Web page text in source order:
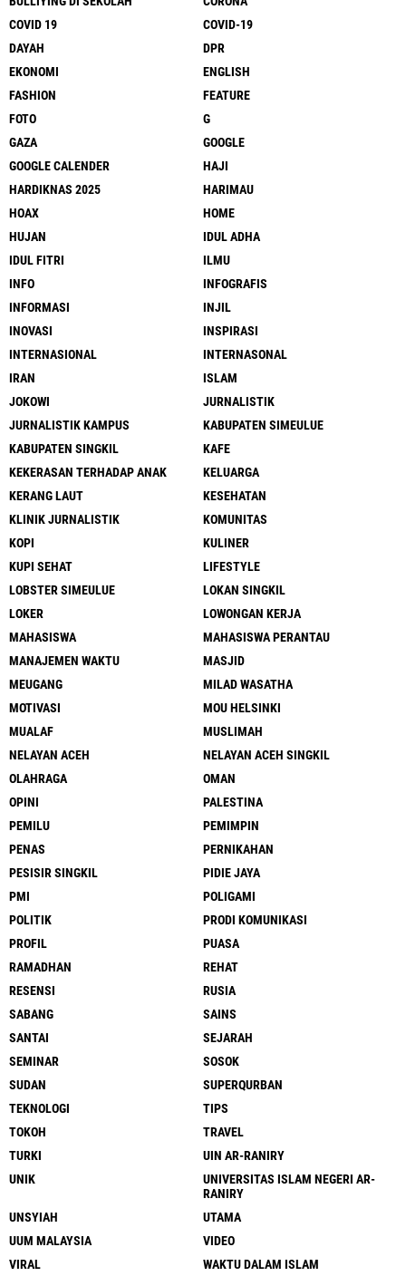
COVID 19
COVID-19
DAYAH
DPR
EKONOMI
ENGLISH
FASHION
FEATURE
FOTO
G
GAZA
GOOGLE
GOOGLE CALENDER
HAJI
HARDIKNAS 2025
HARIMAU
HOAX
HOME
HUJAN
IDUL ADHA
IDUL FITRI
ILMU
INFO
INFOGRAFIS
INFORMASI
INJIL
INOVASI
INSPIRASI
INTERNASIONAL
INTERNASONAL
IRAN
ISLAM
JOKOWI
JURNALISTIK
JURNALISTIK KAMPUS
KABUPATEN SIMEULUE
KABUPATEN SINGKIL
KAFE
KEKERASAN TERHADAP ANAK
KELUARGA
KERANG LAUT
KESEHATAN
KLINIK JURNALISTIK
KOMUNITAS
KOPI
KULINER
KUPI SEHAT
LIFESTYLE
LOBSTER SIMEULUE
LOKAN SINGKIL
LOKER
LOWONGAN KERJA
MAHASISWA
MAHASISWA PERANTAU
MANAJEMEN WAKTU
MASJID
MEUGANG
MILAD WASATHA
MOTIVASI
MOU HELSINKI
MUALAF
MUSLIMAH
NELAYAN ACEH
NELAYAN ACEH SINGKIL
OLAHRAGA
OMAN
OPINI
PALESTINA
PEMILU
PEMIMPIN
PENAS
PERNIKAHAN
PESISIR SINGKIL
PIDIE JAYA
PMI
POLIGAMI
POLITIK
PRODI KOMUNIKASI
PROFIL
PUASA
RAMADHAN
REHAT
RESENSI
RUSIA
SABANG
SAINS
SANTAI
SEJARAH
SEMINAR
SOSOK
SUDAN
SUPERQURBAN
TEKNOLOGI
TIPS
TOKOH
TRAVEL
TURKI
UIN AR-RANIRY
UNIK
UNIVERSITAS ISLAM NEGERI AR-
RANIRY
UNSYIAH
UTAMA
UUM MALAYSIA
VIDEO
VIRAL
WAKTU DALAM ISLAM